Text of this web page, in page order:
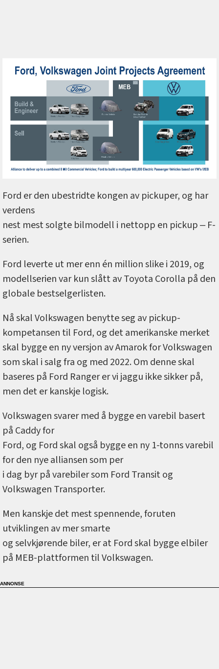
Ford er den ubestridte kongen av pickuper, og har
verdens
nest mest solgte bilmodell i nettopp en pickup ‒ F-
serien.
Ford leverte ut mer enn én million slike i 2019, og
modellserien var kun slått av Toyota Corolla på den
globale bestselgerlisten.
Nå skal Volkswagen benytte seg av pickup-
kompetansen til Ford, og det amerikanske merket
skal bygge en ny versjon av Amarok for Volkswagen
som skal i salg fra og med 2022. Om denne skal
baseres på Ford Ranger er vi jaggu ikke sikker på,
men det er kanskje logisk.
Volkswagen svarer med å bygge en varebil basert
på Caddy for
Ford, og Ford skal også bygge en ny 1-tonns varebil
for den nye alliansen som per
i dag byr på varebiler som Ford Transit og
Volkswagen Transporter.
Men kanskje det mest spennende, foruten
utviklingen av mer smarte
og selvkjørende biler, er at Ford skal bygge elbiler
på MEB-plattformen til Volkswagen.